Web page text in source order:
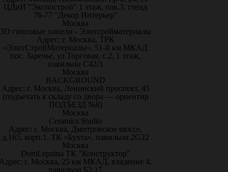
ЦДиИ "Экспострой" 1 этаж, пав.3, стенд
76-77 "Декор Интерьер"
Москва
3D гипсовые панели - Элитсройматериалы
Адрес: г. Москва, ТРК
«ЭлитСтройМатериалы», 51-й км МКАД
пос. Заречье, ул.Торговая, с.2, 1 этаж,
павильон С42/3
Москва
BACKGROUND
Адрес: г. Москва, Ленинский проспект, 45
(подъехать к складу со двора — ориентир
ПОДЪЕЗД №8)
Москва
Ceramics Studio
Адрес: г. Москва, Дмитровское шоссе,
д.165, корп.1, ТК «Бухта», павильон 2G22
Москва
DomLepnina ТК "Конструктор"
г. Москва, 25 км МКАД, владение 4,
павильон Б2.17